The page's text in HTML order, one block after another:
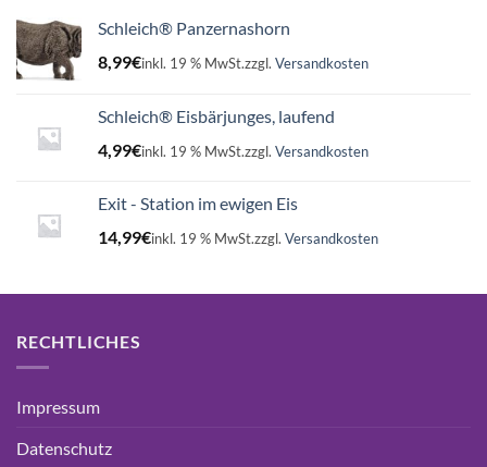
Schleich® Panzernashorn
8,99€inkl. 19 % MwSt.zzgl. Versandkosten
Schleich® Eisbärjunges, laufend
4,99€inkl. 19 % MwSt.zzgl. Versandkosten
Exit - Station im ewigen Eis
14,99€inkl. 19 % MwSt.zzgl. Versandkosten
RECHTLICHES
Impressum
Datenschutz